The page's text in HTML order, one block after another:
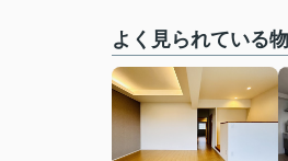
よく見られている